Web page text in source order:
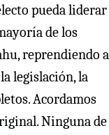
pueda liderar
de los
reprendiendo a
legislación, la
Acordamos
Ninguna de